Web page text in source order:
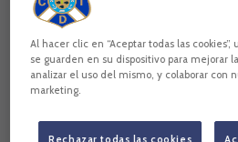
Al hacer clic en “Aceptar todas las
se guarden en su dispositivo para mejorar
analizar el uso del mismo, y colaborar con
marketing.